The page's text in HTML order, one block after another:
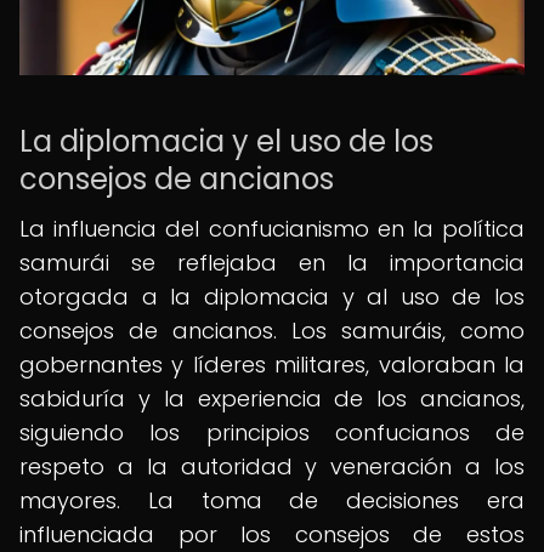
La diplomacia y el uso de los
consejos de ancianos
La influencia del confucianismo en la política
samurái se reflejaba en la importancia
otorgada a la diplomacia y al uso de los
consejos de ancianos. Los samuráis, como
gobernantes y líderes militares, valoraban la
sabiduría y la experiencia de los ancianos,
siguiendo los principios confucianos de
respeto a la autoridad y veneración a los
mayores. La toma de decisiones era
influenciada por los consejos de estos